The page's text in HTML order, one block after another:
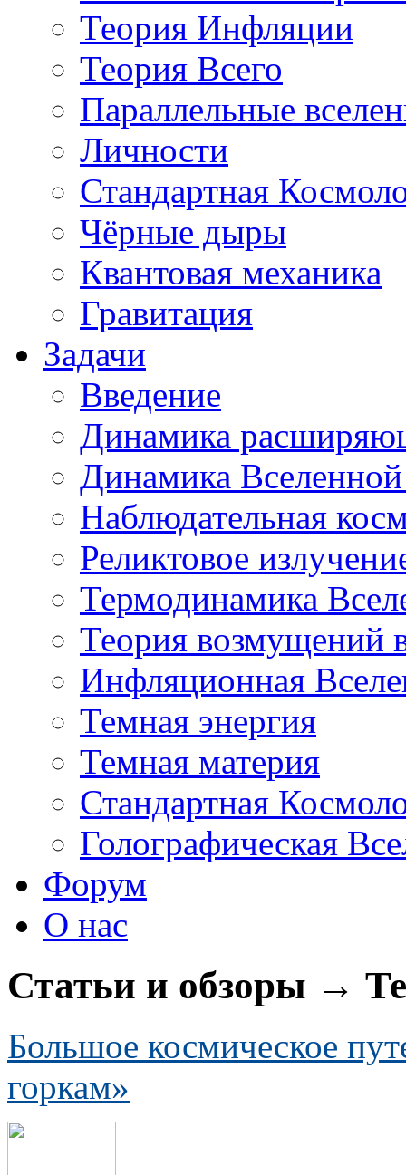
Теория Инфляции
Теория Всего
Параллельные
Личности
Стандартная
Чёрные дыры
Квантовая механика
Гравитация
Задачи
Введение
Динамика
Динамика
Наблюдательная
Реликтовое
Термодинамика
Теория возмущений
Инфляционная
Темная энергия
Темная материя
Стандартная
Голографическая
Форум
О нас
Статьи и обзоры →
Большое космическое
горкам»